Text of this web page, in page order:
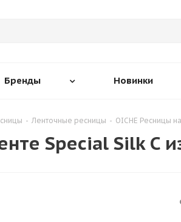
Бренды Новинки
- Ленточные ресницы - OICHE Ресницы
Special Silk C